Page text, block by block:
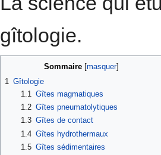
gîtologie.
Sommaire[masquer]
1 Gîtologie
1.1 Gîtes magmatiques
1.2 Gîtes pneumatolytiques
1.3 Gîtes de contact
1.4 Gîtes hydrothermaux
1.5 Gîtes sédimentaires